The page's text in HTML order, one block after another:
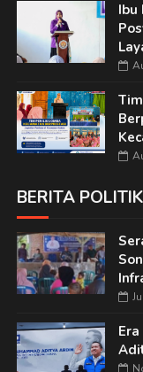
Ibu
BERITA POLITIK